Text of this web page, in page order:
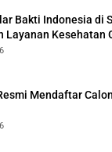
Bakti Indonesia di
Layanan Kesehatan
Mendaftar